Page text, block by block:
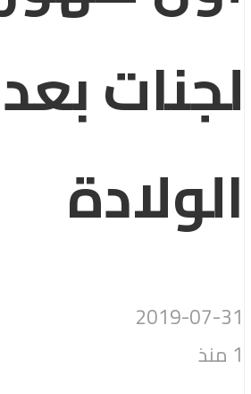
لجنات بعد
الولادة
2019-07-31
1 منذ